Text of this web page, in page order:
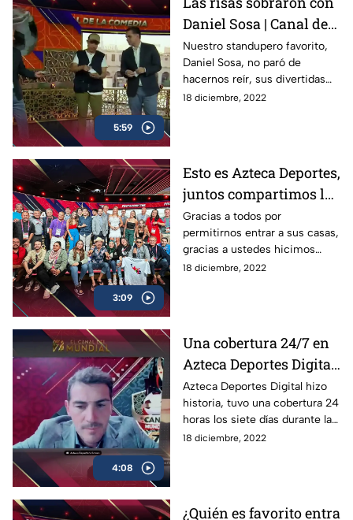
5:59
Daniel Sosa | Canal del
Mundial
Nuestro standupero favorito,
Daniel Sosa, no paró de
hacernos reír, sus divertidas
dinámicas, juegos y cápsulas,
18 diciembre, 2022
3:09
Esto es Azteca Deportes,
juntos compartimos la
emoción
Gracias a todos por
permitirnos entrar a sus casas,
gracias a ustedes hicimos
historia una vez más, juntos
18 diciembre, 2022
4:08
Una cobertura 24/7 en
Azteca Deportes Digital
| Los Protagonistas
Azteca Deportes Digital hizo
historia, tuvo una cobertura 24
horas los siete días durante la
Copa del Mundo, para llevarte
18 diciembre, 2022
¿Quién es favorito entra